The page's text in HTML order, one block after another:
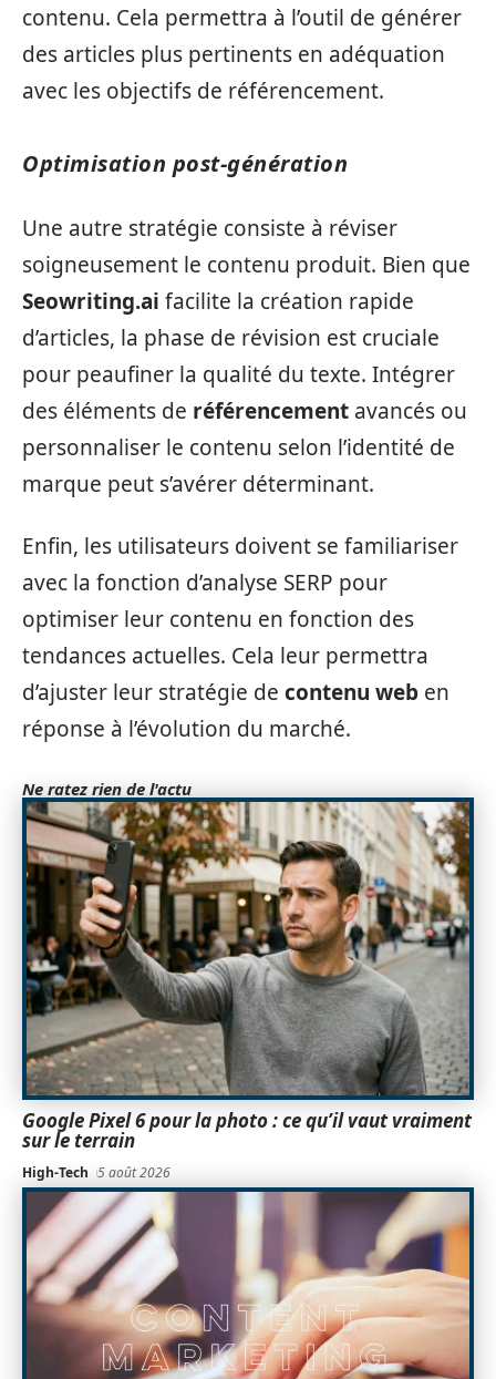
contenu. Cela permettra à l’outil de générer
des articles plus pertinents en adéquation
avec les objectifs de référencement.
Optimisation post-génération
Une autre stratégie consiste à réviser
soigneusement le contenu produit. Bien que
Seowriting.ai facilite la création rapide
d’articles, la phase de révision est cruciale
pour peaufiner la qualité du texte. Intégrer
des éléments de référencement avancés ou
personnaliser le contenu selon l’identité de
marque peut s’avérer déterminant.
Enfin, les utilisateurs doivent se familiariser
avec la fonction d’analyse SERP pour
optimiser leur contenu en fonction des
tendances actuelles. Cela leur permettra
d’ajuster leur stratégie de contenu web en
réponse à l’évolution du marché.
Ne ratez rien de l'actu
Google Pixel 6 pour la photo : ce qu’il vaut vraiment
sur le terrain
High-Tech 5 août 2026